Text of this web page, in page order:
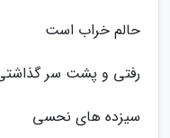
حالم خراب است
رفتی و پشت سر
سیزده های نحسی